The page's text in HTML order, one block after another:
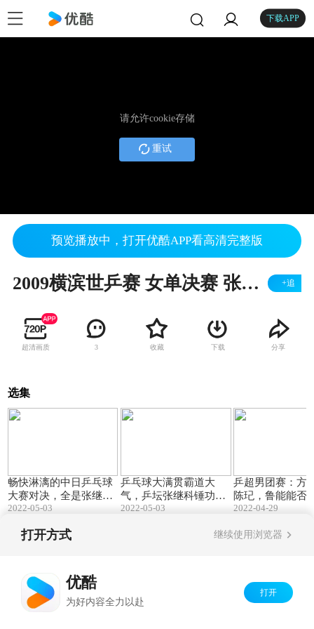
下载APP
请允许cookie存储
重试
预览播放中，打开优酷APP看高清完整版
2009横滨世乒赛 女单决赛 张怡宁vs郭跃 乒乓球比赛视频 剪辑 +追
超清画质 3 收藏 下载 分享
选集
畅快淋漓的中日乒乓球
大赛对决，全是张继科
的套路
2022-05-03
乒乓球大满贯霸道大
气，乒坛张继科锤功从
未被日本超越！
2022-05-03
乒超男团赛：方
陈玘，鲁能能否
跑？
2022-04-29
打开方式 继续使用浏览器
优酷
为好内容全力以赴
打开